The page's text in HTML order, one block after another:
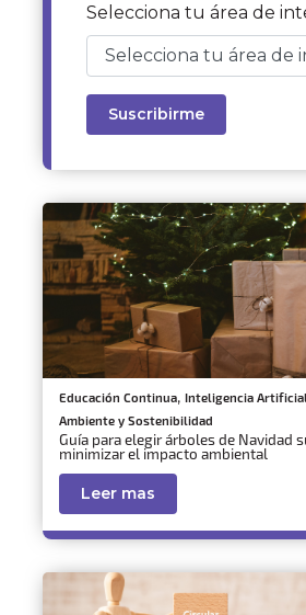
Selecciona tu área de
Educación Continua, Inteligencia Artificial
Ambiente y Sostenibilidad
Guía para elegir árboles de Navidad
minimizar el impacto ambiental
Leer mas